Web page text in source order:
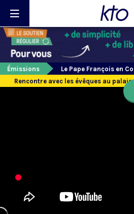
Émissions
Le Pape François en
Rencontre avec les évêques au